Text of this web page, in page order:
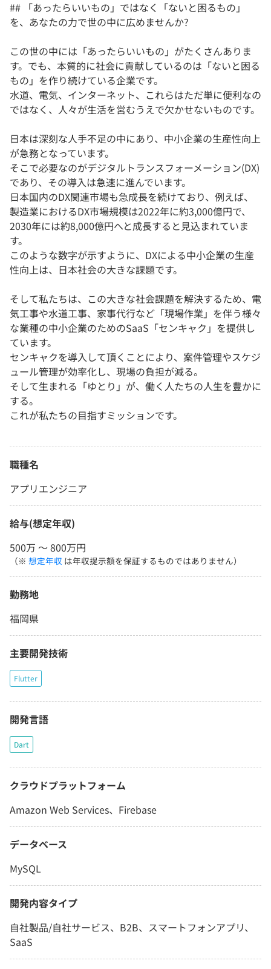
## 「あったらいいもの」ではなく「ないと困るもの」
を、あなたの力で世の中に広めませんか?
この世の中には「あったらいいもの」がたくさんありま
す。でも、本質的に社会に貢献しているのは「ないと困る
もの」を作り続けている企業です。
水道、電気、インターネット、これらはただ単に便利なの
ではなく、人々が生活を営むうえで欠かせないものです。
日本は深刻な人手不足の中にあり、中小企業の生産性向上
が急務となっています。
そこで必要なのがデジタルトランスフォーメーション(DX)
であり、その導入は急速に進んでいます。
日本国内のDX関連市場も急成長を続けており、例えば、
製造業におけるDX市場規模は2022年に約3,000億円で、
2030年には約8,000億円へと成長すると見込まれていま
す。
このような数字が示すように、DXによる中小企業の生産
性向上は、日本社会の大きな課題です。
そして私たちは、この大きな社会課題を解決するため、電
気工事や水道工事、家事代行など「現場作業」を伴う様々
な業種の中小企業のためのSaaS「センキャク」を提供し
ています。
センキャクを導入して頂くことにより、案件管理やスケジ
ュール管理が効率化し、現場の負担が減る。
そして生まれる「ゆとり」が、働く人たちの人生を豊かに
する。
これが私たちの目指すミッションです。
職種名
アプリエンジニア
給与(想定年収)
500万 〜 800万円
（※ 想定年収 は年収提示額を保証するものではありません）
勤務地
福岡県
主要開発技術
Flutter
開発言語
Dart
クラウドプラットフォーム
Amazon Web Services、Firebase
データベース
MySQL
開発内容タイプ
自社製品/自社サービス、B2B、スマートフォンアプリ、
SaaS